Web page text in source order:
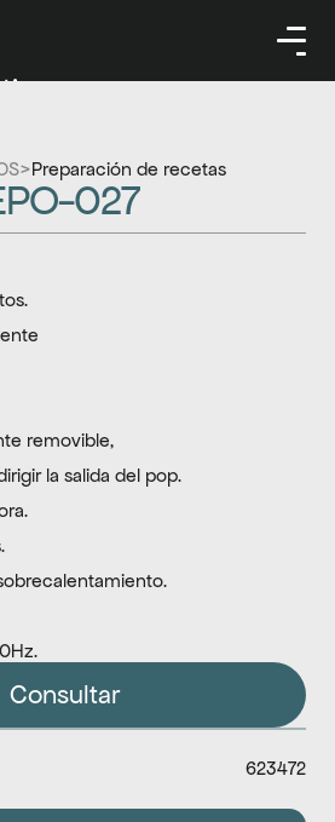
>Preparación de recetas
027
removible,
la salida del pop.
Consultar
623472